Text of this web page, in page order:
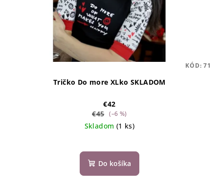
Tričko Do more XLko SKLADOM
€42
€45 (–6 %)
Skladom (1 ks)
Do košíka
KÓD:71